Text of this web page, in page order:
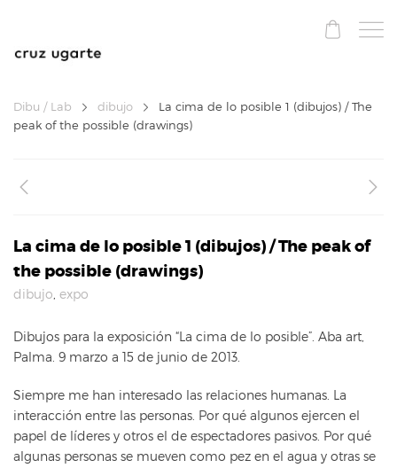
Dibu / Lab dibujo
La cima de lo posible 1 (dibujos) / The
peak of the possible (drawings)
La cima de lo posible 1 (dibujos) / The peak of
the possible (drawings)
dibujo expo
Dibujos para la exposición “La cima de lo posible”. Aba art,
Palma. 9 marzo a 15 de junio de 2013.
Siempre me han interesado las relaciones humanas. La
interacción entre las personas. Por qué algunos ejercen el
papel de líderes y otros el de espectadores pasivos. Por qué
algunas personas se mueven como pez en el agua y otras se